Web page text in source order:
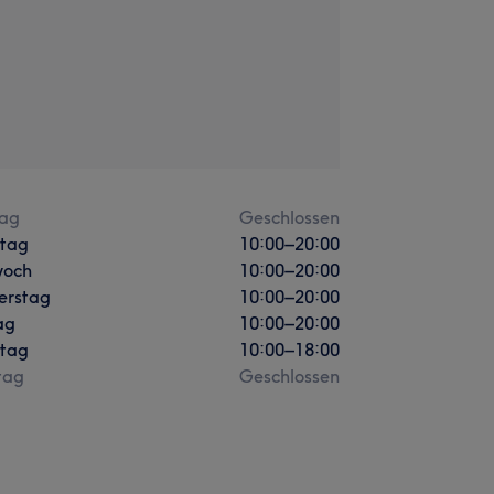
Geschlossen
10:00–20:00
10:00–20:00
10:00–20:00
10:00–20:00
10:00–18:00
Geschlossen